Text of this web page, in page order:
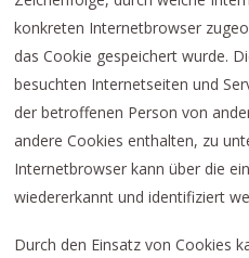
konkreten Internetbrowser
das Cookie gespeichert wurde.
besuchten Internetseiten und
der betroffenen Person von
andere Cookies enthalten, zu
Internetbrowser kann über die
wiedererkannt und identifiziert
Durch den Einsatz von Cookies